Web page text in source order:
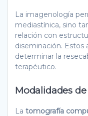
La imagenología
mediastínica, sino
relación con
diseminación. Estos
determinar la
terapéutico.
Modalidades
La tomografía